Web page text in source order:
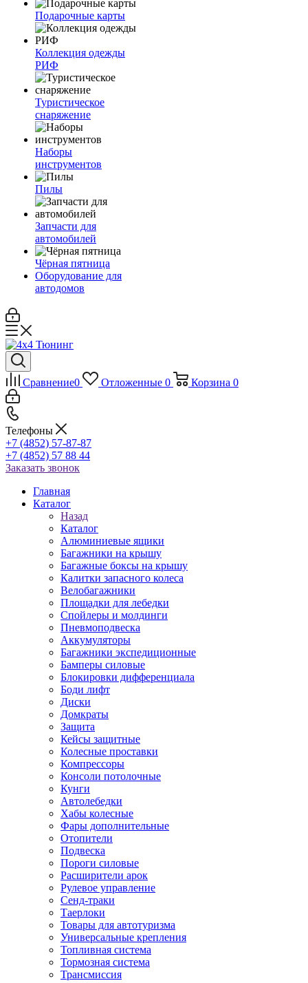
Подарочные карты
Коллекция одежды
РИФ
Туристическое
снаряжение
Наборы
инструментов
Пилы
Запчасти для
автомобилей
Чёрная пятница
Оборудование для
автодомов
Сравнение0 Отложенные 0 Корзина 0
Телефоны
+7 (4852) 57-87-87
+7 (4852) 57 88 44
Заказать звонок
Главная
Каталог
Назад
Каталог
Алюминиевые ящики
Багажники на крышу
Багажные боксы на крышу
Калитки запасного колеса
Велобагажники
Площадки для лебедки
Спойлеры и молдинги
Пневмоподвеска
Аккумуляторы
Багажники экспедиционные
Бамперы силовые
Блокировки дифференциала
Боди лифт
Диски
Домкраты
Защита
Кейсы защитные
Колесные проставки
Компрессоры
Консоли потолочные
Кунги
Автолебедки
Хабы колесные
Фары дополнительные
Отопители
Подвеска
Пороги силовые
Расширители арок
Рулевое управление
Сенд-траки
Таерлоки
Товары для автотуризма
Универсальные крепления
Топливная система
Тормозная система
Трансмиссия